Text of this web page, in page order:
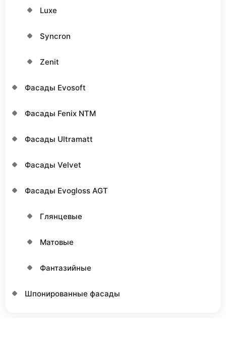
Luxe
Syncron
Zenit
Фасады Evosoft
Фасады Fenix NTM
Фасады Ultramatt
Фасады Velvet
Фасады Еvogloss AGT
Глянцевые
Матовые
Фантазийные
Шпонированные фасады